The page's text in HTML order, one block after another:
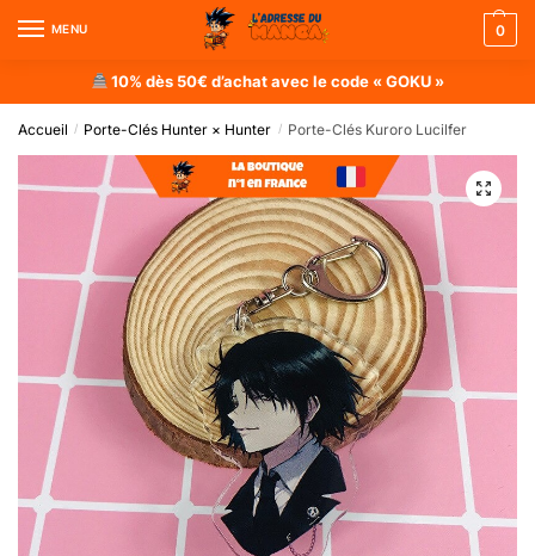
MENU 0
10% dès 50€ d’achat avec le code « GOKU »
Accueil / Porte-Clés Hunter × Hunter / Porte-Clés Kuroro Lucilfer